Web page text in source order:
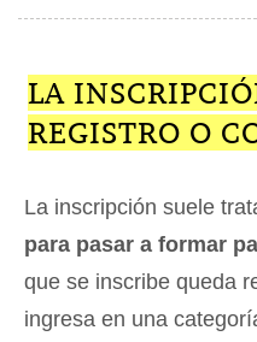
LA
REGISTRO O
La inscripción suele
para pasar a formar
que se inscribe queda
ingresa en una